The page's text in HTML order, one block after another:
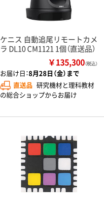
ケニス 自動追尾リモートカメ
ラ DL10 CM1121 1個（直送品）
￥135,300（税込）
お届け日：8月28日（金）まで
直送品 研究機材と理科教材
の総合ショップからお届け